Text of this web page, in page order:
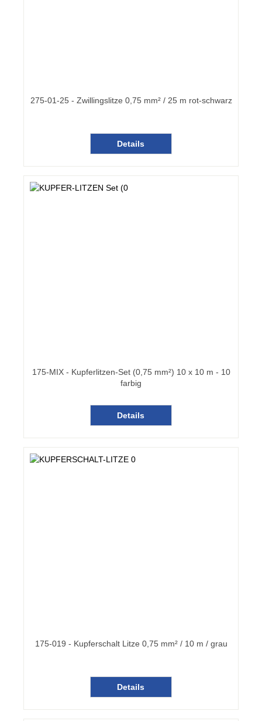
275-01-25 - Zwillingslitze 0,75 mm² / 25 m rot-schwarz
Details
175-MIX - Kupferlitzen-Set (0,75 mm²) 10 x 10 m - 10
farbig
Details
175-019 - Kupferschalt Litze 0,75 mm² / 10 m / grau
Details